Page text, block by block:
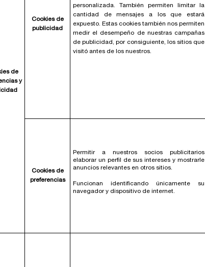
de
y
Cookies de
publicidad
personalizada. También permiten limitar la
cantidad de mensajes a los que estará
expuesto. Estas cookies también nos permiten
medir el desempeño de nuestras campañas
de publicidad, por consiguiente, los sitios que
visitó antes de los nuestros.
Cookies de
preferencias
Permitir a nuestros socios publicitarios
elaborar un perfil de sus intereses y mostrarle
anuncios relevantes en otros sitios.
Funcionan identificando únicamente su
navegador y dispositivo de internet.